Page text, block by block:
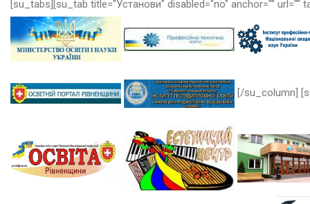
[su_tabs][su_tab title="Установи" disabled="no" anchor=""
[/su_column]